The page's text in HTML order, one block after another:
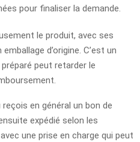
pour finaliser la demande.
le produit, avec ses
d’origine. C’est un
peut retarder le
en général un bon de
expédié selon les
une prise en charge qui peut